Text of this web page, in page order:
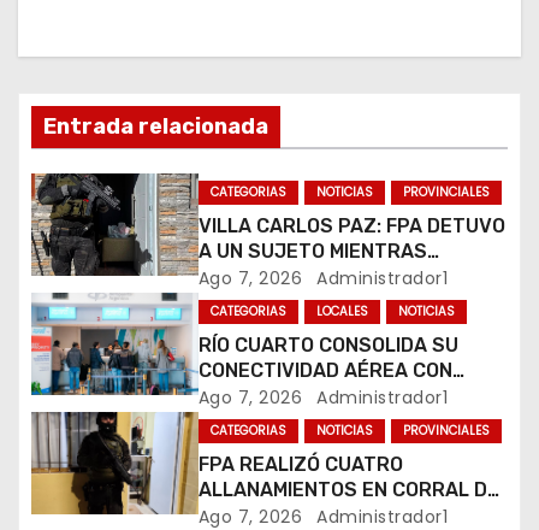
n
d
e
e
n
t
r
a
Entrada relacionada
CATEGORIAS NOTICIAS PROVINCIALES
VILLA CARLOS PAZ: FPA DETUVO
A UN SUJETO MIENTRAS
COMERCIALIZABA COCAÍNA Y
MARIHUANA EN UNA PLAZA
Ago 7, 2026 Administrador1
CATEGORIAS LOCALES NOTICIAS
RÍO CUARTO CONSOLIDA SU
CONECTIVIDAD AÉREA CON
CUATRO VUELOS SEMANALES A
BUENOS AIRES
Ago 7, 2026 Administrador1
CATEGORIAS NOTICIAS PROVINCIALES
FPA REALIZÓ CUATRO
ALLANAMIENTOS EN CORRAL DE
BUSTOS-IFFLINGER
Ago 7, 2026 Administrador1